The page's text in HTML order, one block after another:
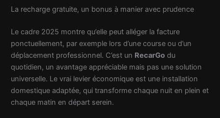
La recharge gratuite, un bonus à manier avec prudence
Le cadre 2025 montre qu’elle peut alléger la facture
ponctuellement, par exemple lors d’une course ou d’un
déplacement professionnel. C’est un RecarGo du
quotidien, un avantage appréciable mais pas une solution
universelle. Le vrai levier économique est une installation
domestique adaptée, qui transforme chaque nuit en plein et
chaque matin en départ serein.